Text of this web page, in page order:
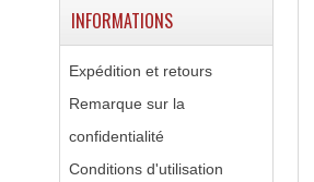
INFORMATIONS
Expédition et retours
Remarque sur la
confidentialité
Conditions d'utilisation